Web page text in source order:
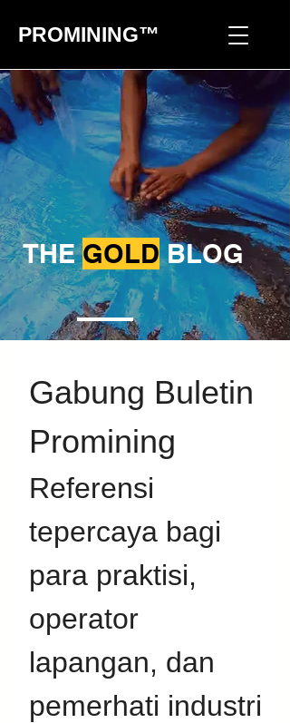
PROMINING™
THEGOLDBLOG
Gabung Buletin
Promining
Referensi
tepercaya bagi
para praktisi,
operator
lapangan, dan
pemerhati industri